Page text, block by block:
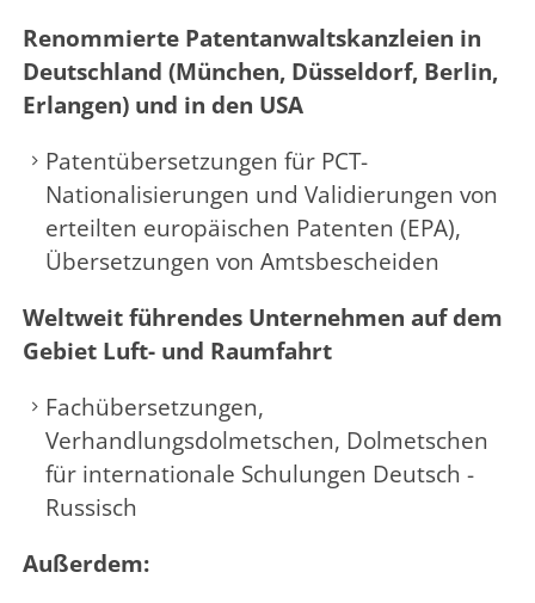
Renommierte Patentanwaltskanzleien in
Deutschland (München, Düsseldorf, Berlin,
Erlangen) und in den USA
Patentübersetzungen für PCT-
Nationalisierungen und Validierungen von
erteilten europäischen Patenten (EPA),
Übersetzungen von Amtsbescheiden
Weltweit führendes Unternehmen auf dem
Gebiet Luft- und Raumfahrt
Fachübersetzungen,
Verhandlungsdolmetschen, Dolmetschen
für internationale Schulungen Deutsch -
Russisch
Außerdem: